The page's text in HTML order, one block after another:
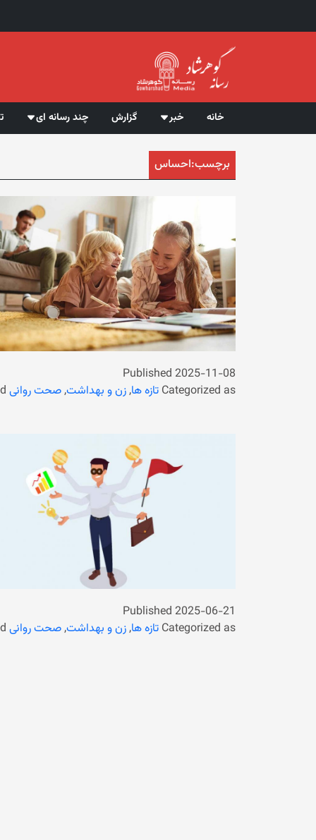
خانه خبر گزارش چند رسانه ای
برچسب:احساس
Published 2025-11-08
Categorized as تازه ها,زن و بهداشت,صحت روانی
Published 2025-06-21
Categorized as تازه ها,زن و بهداشت,صحت روانی